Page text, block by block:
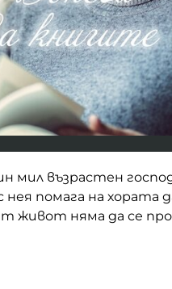
мил възрастен
нея помага на хората
живот няма да се